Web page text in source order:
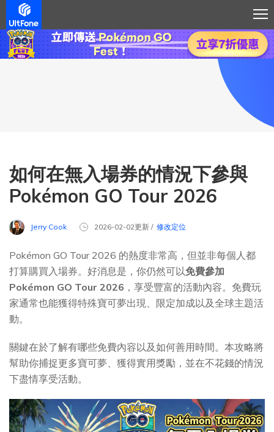
如何在無入場券的情況下參與
Pokémon GO Tour 2026
Jerry Cook 2026-02-02更新 / 修改定位
Pokémon GO Tour 2026 的熱度非常高，但並非每個人都
打算購買入場券。好消息是，你仍然可以免費參加
Pokémon GO Tour 2026 ，享受豐富的活動內容。免費玩
家通常也能獲得特殊寶可夢出現、限定加成以及全球主題活
動。
關鍵在於了解有哪些免費內容以及如何善用時間。本攻略將
幫助你捕捉更多寶可夢、獲得實用獎勵，並在不花錢的情況
下盡情享受活動。